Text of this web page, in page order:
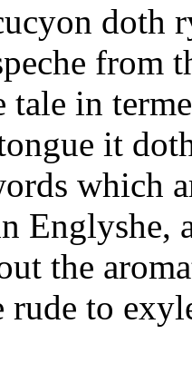
doth
from
tale in
it
which
Englyshe,
the
rude to